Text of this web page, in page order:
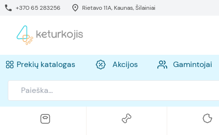
+370 65 283256 Rietavo 11A, Kaunas, Šilainiai
Prekių katalogas Akcijos Gamintojai